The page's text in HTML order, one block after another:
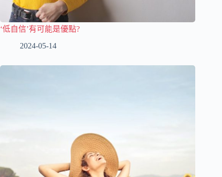
‘低自信’有可能是優點?
2024-05-14